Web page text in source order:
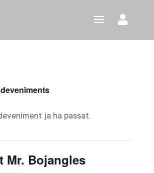
ja ha passat.
Mr. Bojangles